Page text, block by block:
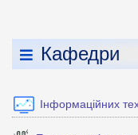
Кафедри
Інформаційних